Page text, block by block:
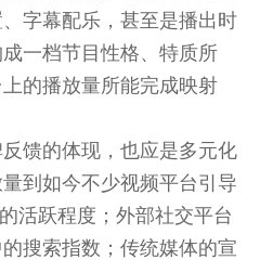
字幕配乐，甚至是播出时
一档节目性格、特质所
的播放量所能完成映射
馈的体现，也应是多元化
到如今不少视频平台引导
活跃程度；外部社交平台
搜索指数；传统媒体的宣